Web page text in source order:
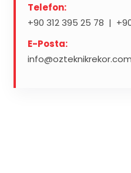
Telefon:
+90 312 395 25 78 |
E-Posta:
info@ozteknikrekor.com